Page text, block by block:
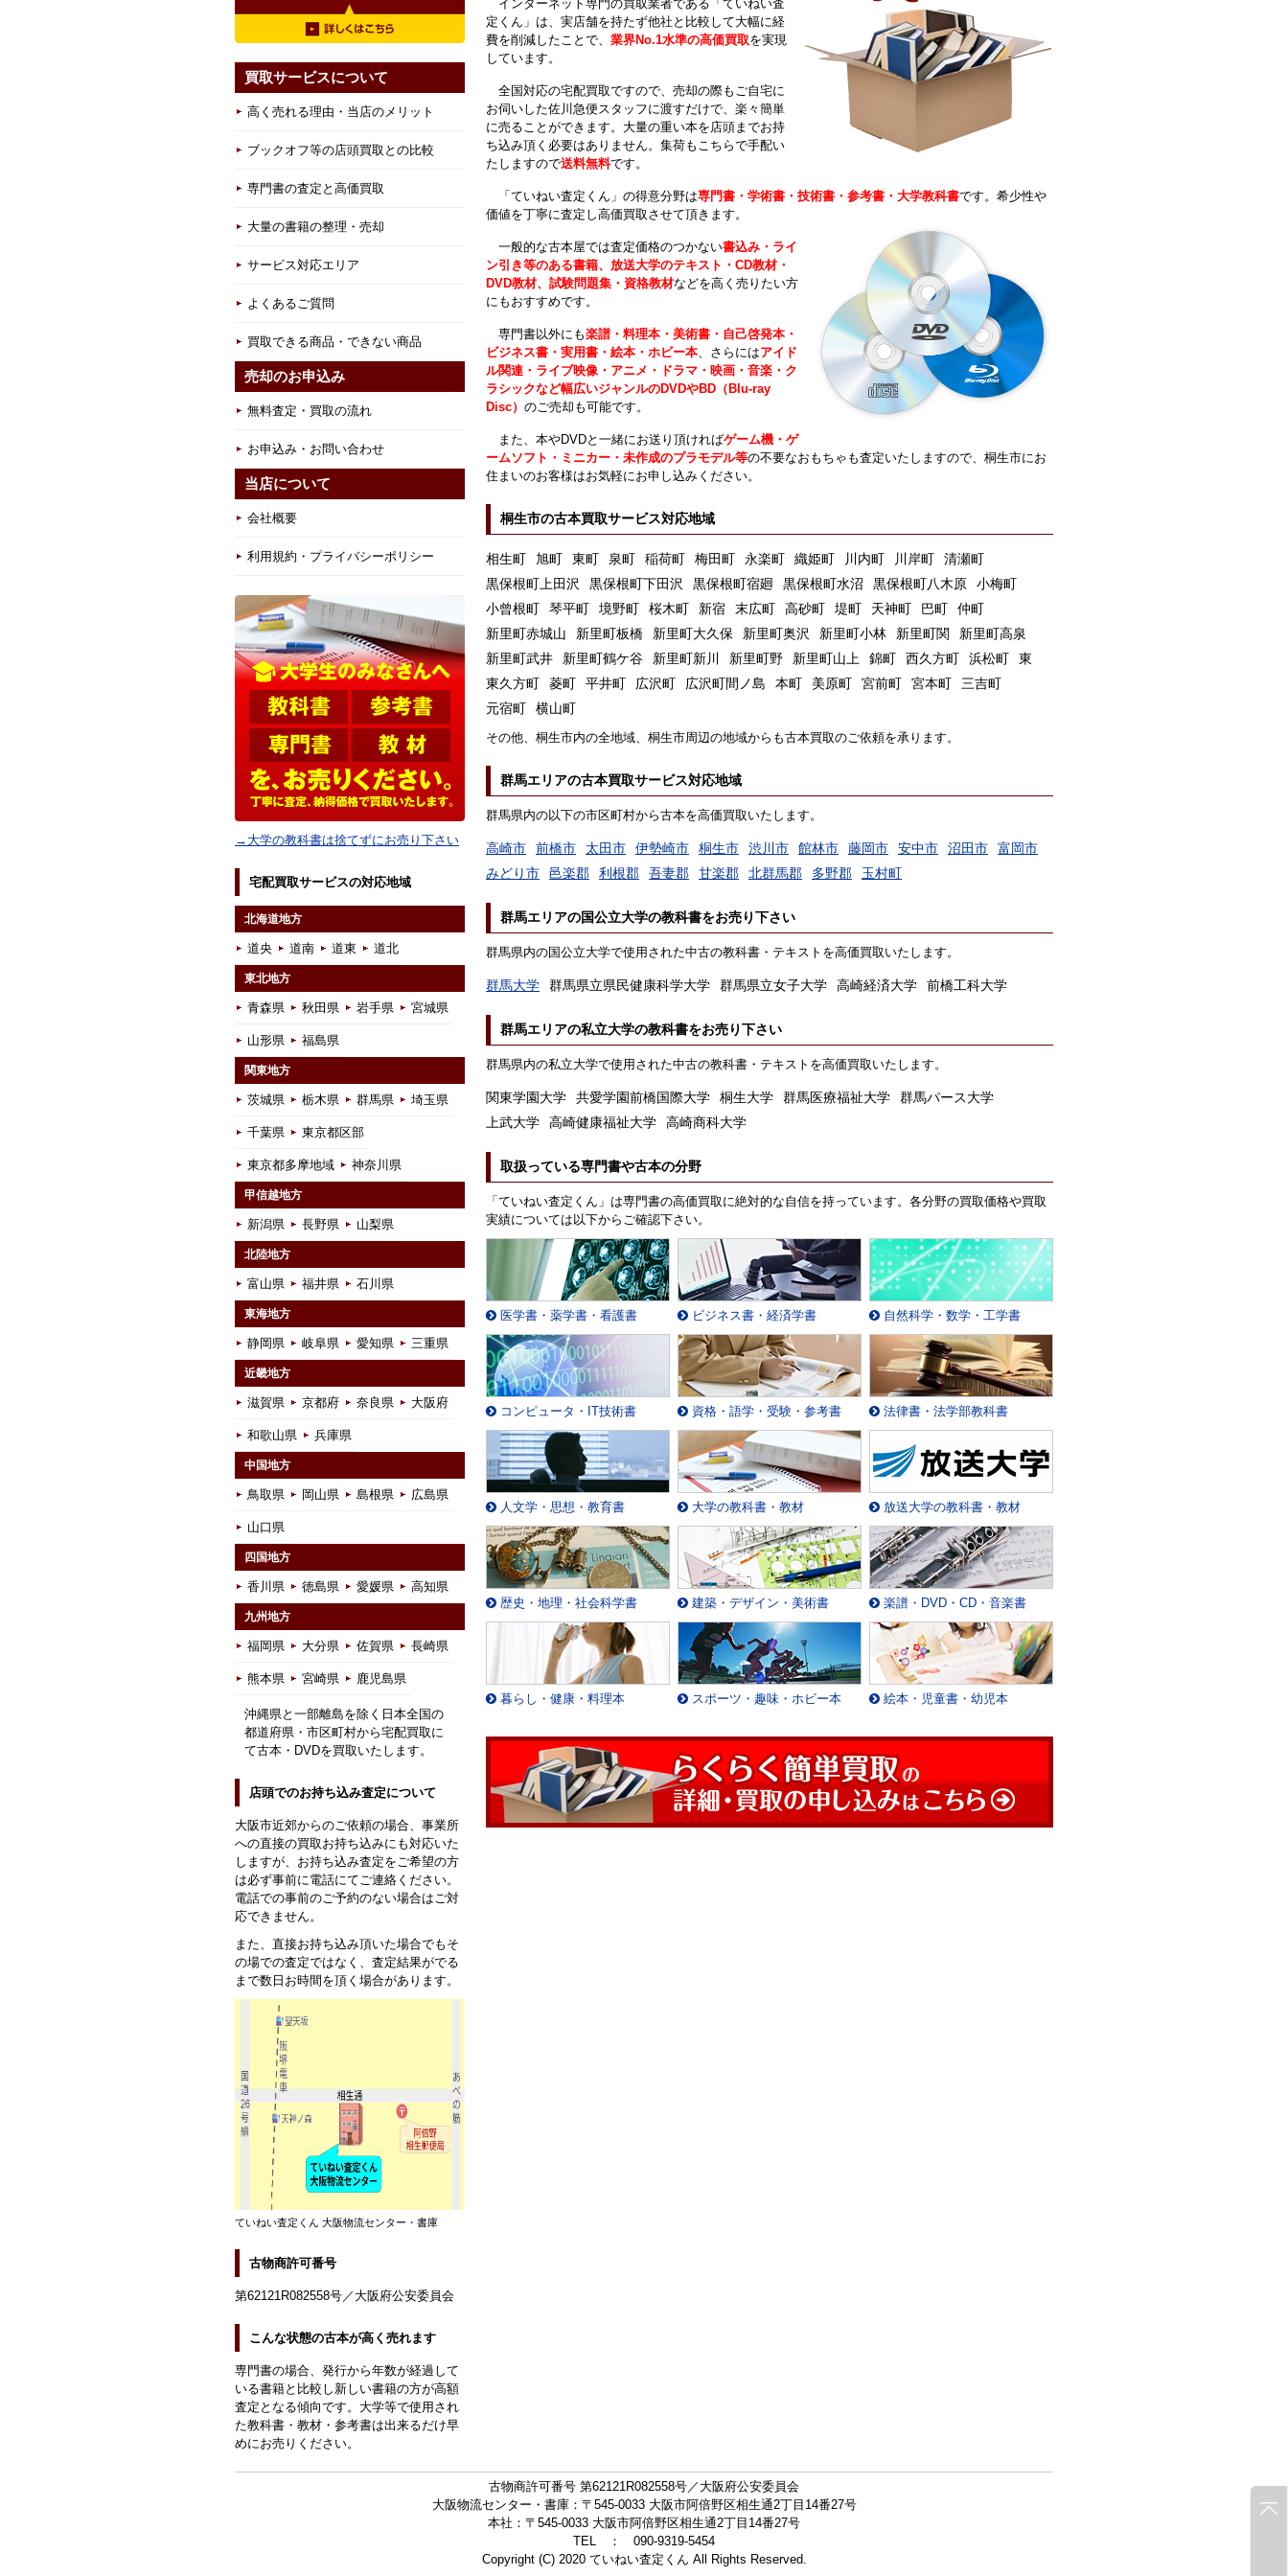
インターネット専門の買取業者である「ていねい査
定くん」は、実店舗を持たず他社と比較して大幅に経
費を削減したことで、 業界No.1水準の高価買取を実現
しています。
全国対応の宅配買取ですので、売却の際もご自宅に
お伺いした佐川急便スタッフに渡すだけで、楽々簡単
に売ることができます。大量の重い本を店頭までお持
ち込み頂く必要はありません。集荷もこちらで手配い
たしますので送料無料です。
「ていねい査定くん」の得意分野は専門書・学術書・技術書・参考書・大学教科書です。希少性や
価値を丁寧に査定し高価買取させて頂きます。
一般的な古本屋では査定価格のつかない書込み・ライ
ン引き等のある書籍、放送大学のテキスト・CD教材・
DVD教材、試験問題集・資格教材などを高く売りたい方
にもおすすめです。
専門書以外にも楽譜・料理本・美術書・自己啓発本・
ビジネス書・実用書・絵本・ホビー本、さらにはアイド
ル関連・ライブ映像・アニメ・ドラマ・映画・音楽・ク
ラシックなど幅広いジャンルのDVDやBD（Blu-ray
Disc） のご売却も可能です。
また、本やDVDと一緒にお送り頂ければゲーム機・ゲ
ームソフト・ミニカー・未作成のプラモデル等の不要なおもちゃも査定いたしますので、桐生市にお
住まいのお客様はお気軽にお申し込みください。
桐生市の古本買取サービス対応地域
相生町 旭町 東町 泉町 稲荷町 梅田町 永楽町 織姫町 川内町 川岸町
清瀬町
黒保根町上田沢
黒保根町下田沢 黒保根町宿廻 黒保根町水沼 黒保根町八木原
小梅町
小曾根町
琴平町 境野町 桜木町 新宿 末広町 高砂町 堤町 天神町 巴町
仲町
新里町赤城山
新里町板橋 新里町大久保 新里町奥沢 新里町小林 新里町関
新里町高泉
新里町武井
新里町鶴ケ谷 新里町新川 新里町野 新里町山上 錦町 西久方町 浜松町
東
東久方町
菱町 平井町 広沢町 広沢町間ノ島 本町 美原町 宮前町 宮本町
三吉町
元宿町
横山町
その他、桐生市内の全地域、桐生市周辺の地域からも古本買取のご依頼を承ります。
群馬エリアの古本買取サービス対応地域
群馬県内の以下の市区町村から古本を高価買取いたします。
高崎市 前橋市 太田市 伊勢崎市 桐生市 渋川市 館林市 藤岡市 安中市 沼田市
富岡市
みどり市
邑楽郡 利根郡 吾妻郡 甘楽郡 北群馬郡 多野郡 玉村町
群馬エリアの国公立大学の教科書をお売り下さい
群馬県内の国公立大学で使用された中古の教科書・テキストを高価買取いたします。
群馬大学 群馬県立県民健康科学大学 群馬県立女子大学 高崎経済大学 前橋工科大学
群馬エリアの私立大学の教科書をお売り下さい
群馬県内の私立大学で使用された中古の教科書・テキストを高価買取いたします。
関東学園大学 共愛学園前橋国際大学 桐生大学 群馬医療福祉大学
群馬パース大学
上武大学
高崎健康福祉大学 高崎商科大学
取扱っている専門書や古本の分野
「ていねい査定くん」は専門書の高価買取に絶対的な自信を持っています。各分野の買取価格や買取
実績については以下からご確認下さい。
医学書・薬学書・看護書 ビジネス書・経済学書 自然科学・数学・工学書
コンピュータ・IT技術書 資格・語学・受験・参考書 法律書・法学部教科書
人文学・思想・教育書 大学の教科書・教材 放送大学の教科書・教材
歴史・地理・社会科学書 建築・デザイン・美術書 楽譜・DVD・CD・音楽書
暮らし・健康・料理本 スポーツ・趣味・ホビー本 絵本・児童書・幼児本
買取サービスについて
高く売れる理由・当店のメリット
ブックオフ等の店頭買取との比較
専門書の査定と高価買取
大量の書籍の整理・売却
サービス対応エリア
よくあるご質問
買取できる商品・できない商品
売却のお申込み
無料査定・買取の流れ
お申込み・お問い合わせ
当店について
会社概要
利用規約・プライバシーポリシー
→大学の教科書は捨てずにお売り下さい
宅配買取サービスの対応地域
北海道地方
道央 道南 道東 道北
東北地方
青森県 秋田県 岩手県 宮城県
山形県 福島県
関東地方
茨城県 栃木県 群馬県 埼玉県
千葉県 東京都区部
東京都多摩地域 神奈川県
甲信越地方
新潟県 長野県 山梨県
北陸地方
富山県 福井県 石川県
東海地方
静岡県 岐阜県 愛知県 三重県
近畿地方
滋賀県 京都府 奈良県 大阪府
和歌山県 兵庫県
中国地方
鳥取県 岡山県 島根県 広島県
山口県
四国地方
香川県 徳島県 愛媛県 高知県
九州地方
福岡県 大分県 佐賀県 長崎県
熊本県 宮崎県 鹿児島県
沖縄県と一部離島を除く日本全国の
都道府県・市区町村から宅配買取に
て古本・DVDを買取いたします。
店頭でのお持ち込み査定について
大阪市近郊からのご依頼の場合、事業所
への直接の買取お持ち込みにも対応いた
しますが、お持ち込み査定をご希望の方
は必ず事前に電話にてご連絡ください。
電話での事前のご予約のない場合はご対
応できません。
また、直接お持ち込み頂いた場合でもそ
の場での査定ではなく、査定結果がでる
まで数日お時間を頂く場合があります。
ていねい査定くん 大阪物流センター・書庫
古物商許可番号
第62121R082558号／大阪府公安委員会
こんな状態の古本が高く売れます
専門書の場合、発行から年数が経過して
いる書籍と比較し新しい書籍の方が高額
査定となる傾向です。大学等で使用され
た教科書・教材・参考書は出来るだけ早
めにお売りください。
古物商許可番号 第62121R082558号／大阪府公安委員会
大阪物流センター・書庫：〒545-0033 大阪市阿倍野区相生通2丁目14番27号
本社：〒545-0033 大阪市阿倍野区相生通2丁目14番27号
TEL ： 090-9319-5454
Copyright (C) 2020 ていねい査定くん All Rights Reserved.